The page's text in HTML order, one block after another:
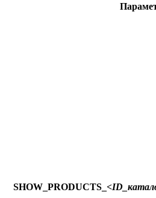
SHOW_PRODUCTS_